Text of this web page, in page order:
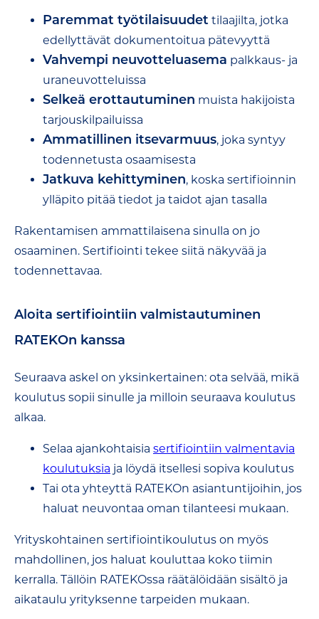
Paremmat työtilaisuudet tilaajilta, jotka
edellyttävät dokumentoitua pätevyyttä
Vahvempi neuvotteluasema palkkaus- ja
uraneuvotteluissa
Selkeä erottautuminen muista hakijoista
tarjouskilpailuissa
Ammatillinen itsevarmuus, joka syntyy
todennetusta osaamisesta
Jatkuva kehittyminen, koska sertifioinnin
ylläpito pitää tiedot ja taidot ajan tasalla
Rakentamisen ammattilaisena sinulla on jo
osaaminen. Sertifiointi tekee siitä näkyvää ja
todennettavaa.
Aloita sertifiointiin valmistautuminen
RATEKOn kanssa
Seuraava askel on yksinkertainen: ota selvää, mikä
koulutus sopii sinulle ja milloin seuraava koulutus
alkaa.
Selaa ajankohtaisia sertifiointiin valmentavia
koulutuksia ja löydä itsellesi sopiva koulutus
Tai ota yhteyttä RATEKOn asiantuntijoihin, jos
haluat neuvontaa oman tilanteesi mukaan.
Yrityskohtainen sertifiointikoulutus on myös
mahdollinen, jos haluat kouluttaa koko tiimin
kerralla. Tällöin RATEKOssa räätälöidään sisältö ja
aikataulu yrityksenne tarpeiden mukaan.